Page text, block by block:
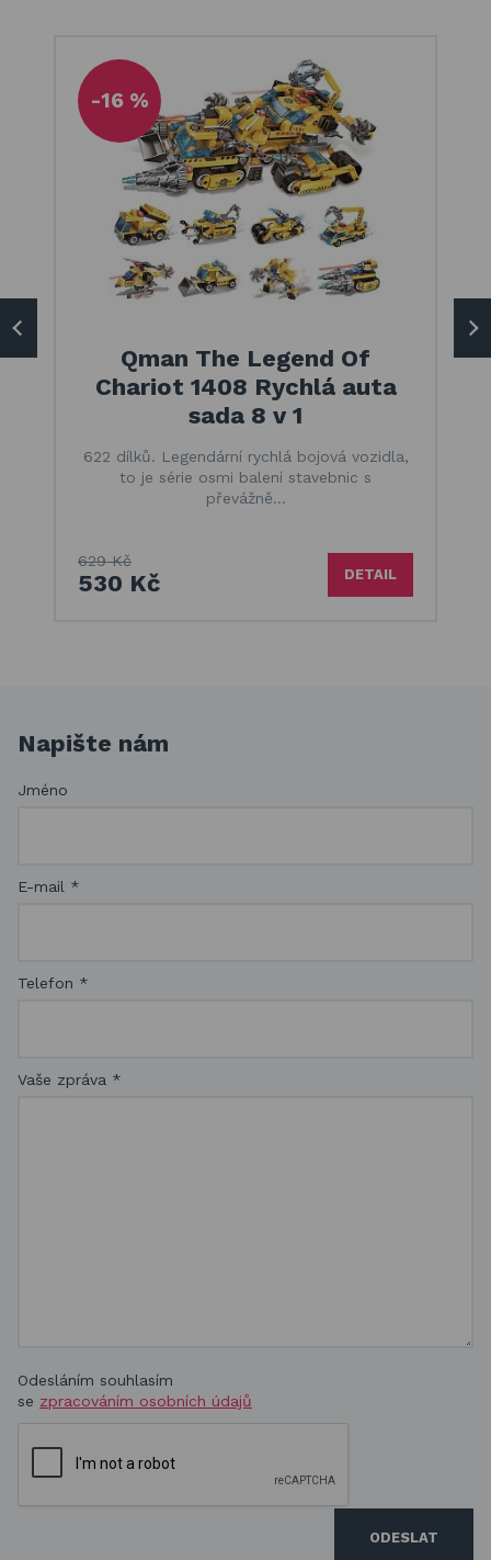
-16 %
Qman The Legend Of
Chariot 1408 Rychlá auta
sada 8 v 1
622 dílků. Legendární rychlá bojová vozidla,
to je série osmi balení stavebnic s
převážně…
629 Kč
530 Kč DETAIL
Napište nám
Jméno
E-mail *
Telefon *
Vaše zpráva *
Odesláním souhlasím
se zpracováním osobních údajů
ODESLAT